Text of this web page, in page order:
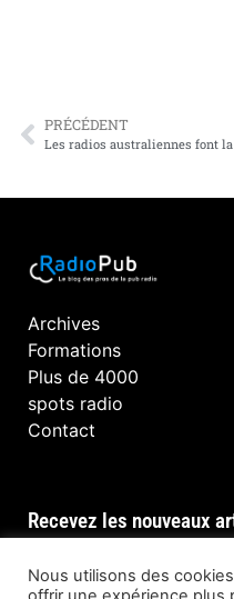
PRÉCÉDENT
Archives
Formations
Plus de 4000
spots radio
Contact
Recevez les nouveaux
Nous utilisons des